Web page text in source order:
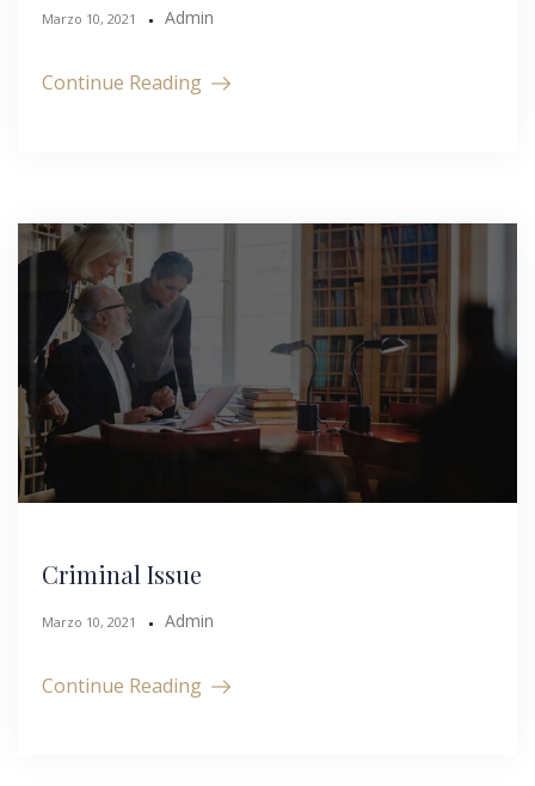
Marzo 10, 2021 Admin
Continue Reading
Criminal Issue
Marzo 10, 2021 Admin
Continue Reading